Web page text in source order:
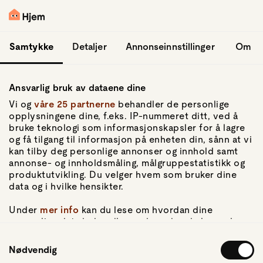
Samtykke Detaljer Annonseinnstillinger Om
Ansvarlig bruk av dataene dine
Vi og våre 25 partnerne behandler de personlige
opplysningene dine, f.eks. IP-nummeret ditt, ved å
bruke teknologi som informasjonskapsler for å lagre
og få tilgang til informasjon på enheten din, sånn at vi
kan tilby deg personlige annonser og innhold samt
annonse- og innholdsmåling, målgruppestatistikk og
produktutvikling. Du velger hvem som bruker dine
data og i hvilke hensikter.
Under mer info kan du lese om hvordan dine
personlige data behandles og hvordan du kan velge
trekke tilbake ditt samtykke fra erklæringen om
informasjonskapsler.
Nødvendig
Gå til forsiden
Om Hjem
Om oss
Kundeservice
Artikler
Personvern